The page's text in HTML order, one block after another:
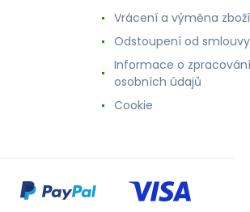
Vrácení a výměna zboží
Odstoupení od smlouvy
Informace o zpracování
osobních údajů
Cookie